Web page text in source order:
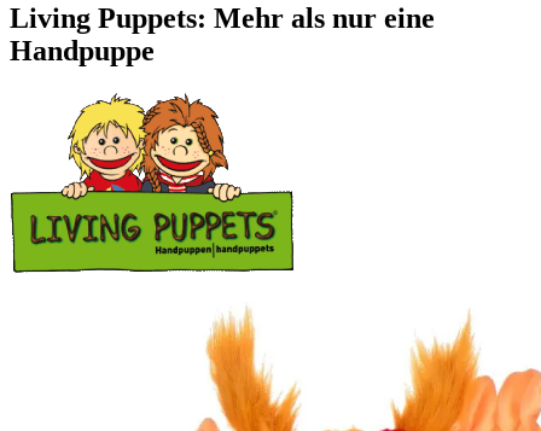
Living Puppets: Mehr als nur eine
Handpuppe